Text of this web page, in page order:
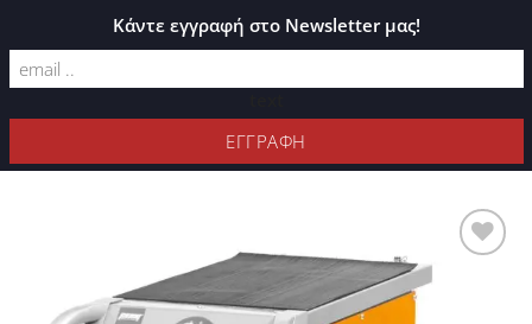
ΚΑΤΆΛΟΓΟΣ PLEXIGLASS
ΦΊΛΤΡΑ
Προσθήκη
Κάντε εγγραφή στο Newsletter μας!